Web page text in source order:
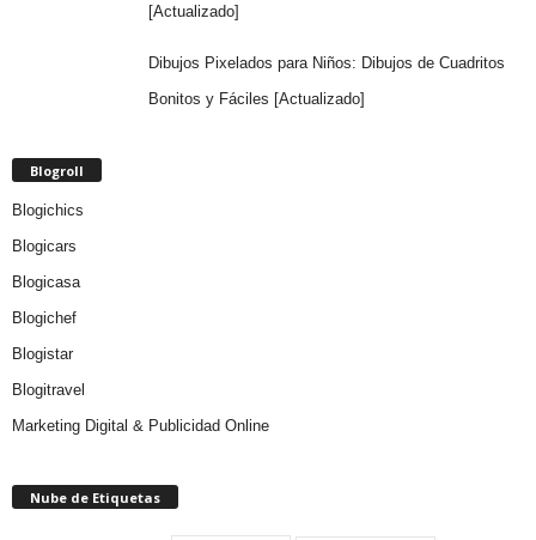
[Actualizado]
Dibujos Pixelados para Niños: Dibujos de Cuadritos
Bonitos y Fáciles [Actualizado]
Blogroll
Blogichics
Blogicars
Blogicasa
Blogichef
Blogistar
Blogitravel
Marketing Digital & Publicidad Online
Nube de Etiquetas